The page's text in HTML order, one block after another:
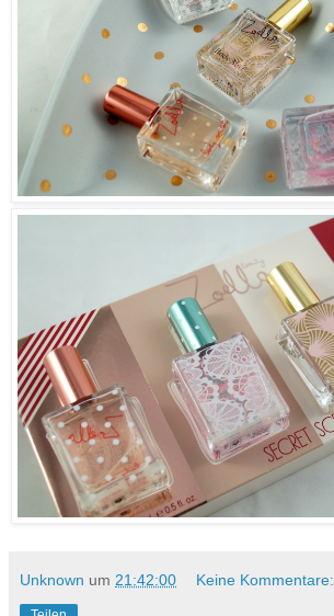
Unknown um 21:42:00 Keine Kommentare: